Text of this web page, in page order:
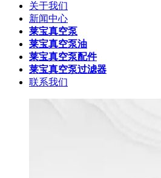
关于我们
新闻中心
莱宝真空泵
莱宝真空泵油
莱宝真空泵配件
莱宝真空泵过滤器
联系我们